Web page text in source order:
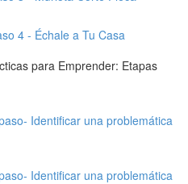
4 - Échale a Tu Casa
para Emprender: Etapas
Identificar una problemática
Identificar una problemática